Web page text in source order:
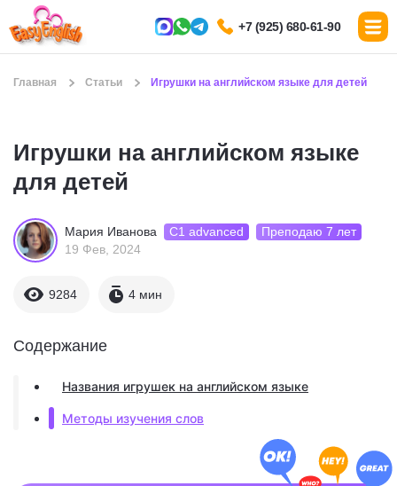
+7 (925) 680-61-90
Главная Статьи Игрушки на английском языке для детей
Игрушки на английском языке
для детей
Мария Иванова С1 advanced
Преподаю 7 лет
19 Фев, 2024
9284 4 мин
Содержание
Названия игрушек на английском языке
Методы изучения слов